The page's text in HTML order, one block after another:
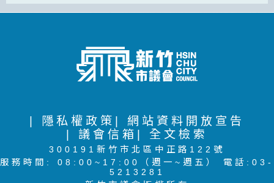
| 隱私權政策 | 網站資料開放宣告
| 議會信箱 | 全文檢索
300191新竹市北區中正路122號
服務時間: 08:00~17:00（週一~週五） 電話:03-
5213281